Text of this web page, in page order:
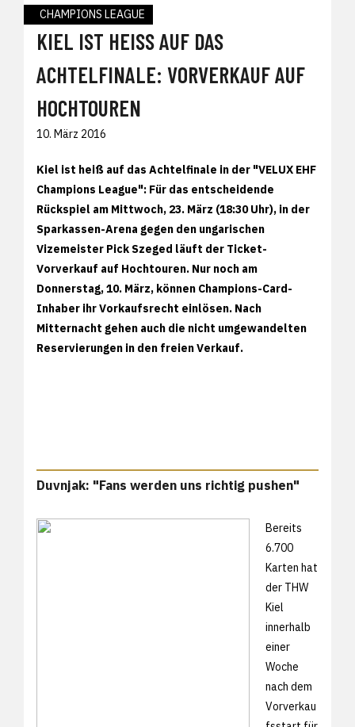
CHAMPIONS LEAGUE
KIEL IST HEISS AUF DAS A
CHTELFINALE: VORVERKAUF AUF H
OCHTOUREN
10. März 2016
Kiel ist heiß auf das Achtelfinale in der "VELUX EHF
Champions League": Für das entscheidende
Rückspiel am Mittwoch, 23. März (18:30 Uhr), in der
Sparkassen-Arena gegen den ungarischen
Vizemeister Pick Szeged läuft der Ticket-
Vorverkauf auf Hochtouren. Nur noch am
Donnerstag, 10. März, können Champions-Card-
Inhaber ihr Vorkaufsrecht einlösen. Nach
Mitternacht gehen auch die nicht umgewandelten
Reservierungen in den freien Verkauf.
Duvnjak: "Fans werden uns richtig pushen"
Bereits
6.700
Karten hat
der THW
Kiel
innerhalb
einer
Woche
nach dem
Vorverkau